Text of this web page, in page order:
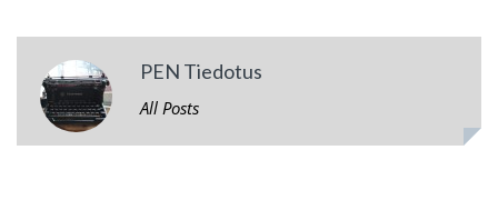
PEN Tiedotus
All Posts